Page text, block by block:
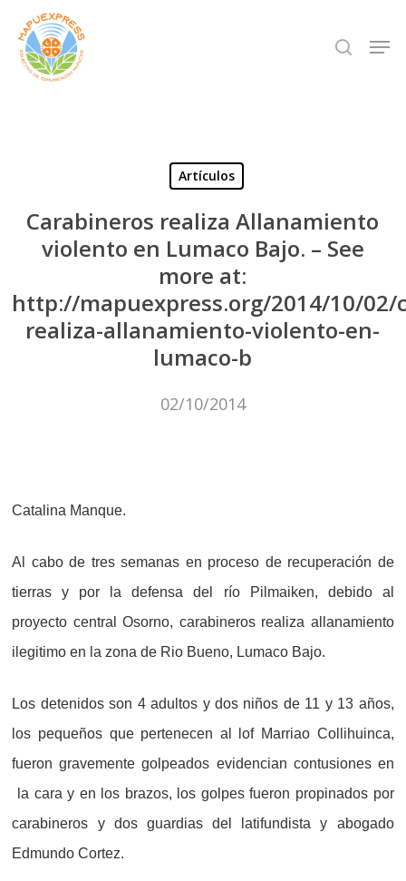
Skip
main
search
Artículos
Carabineros realiza Allanamiento
violento en Lumaco Bajo. – See
more at:
http://mapuexpress.org/2014/10/02/
realiza-allanamiento-violento-en-
lumaco-b
02/10/2014
Catalina Manque.
Al cabo de tres semanas en proceso de recuperación de
tierras y por la defensa del río Pilmaiken, debido al
proyecto central Osorno, carabineros realiza allanamiento
ilegitimo en la zona de Rio Bueno, Lumaco Bajo.
Los detenidos son 4 adultos y dos niños de 11 y 13 años,
los pequeños que pertenecen al lof Marriao Collihuinca,
fueron gravemente golpeados evidencian contusiones en
la cara y en los brazos, los golpes fueron propinados por
carabineros y dos guardias del latifundista y abogado
Edmundo Cortez.
Close